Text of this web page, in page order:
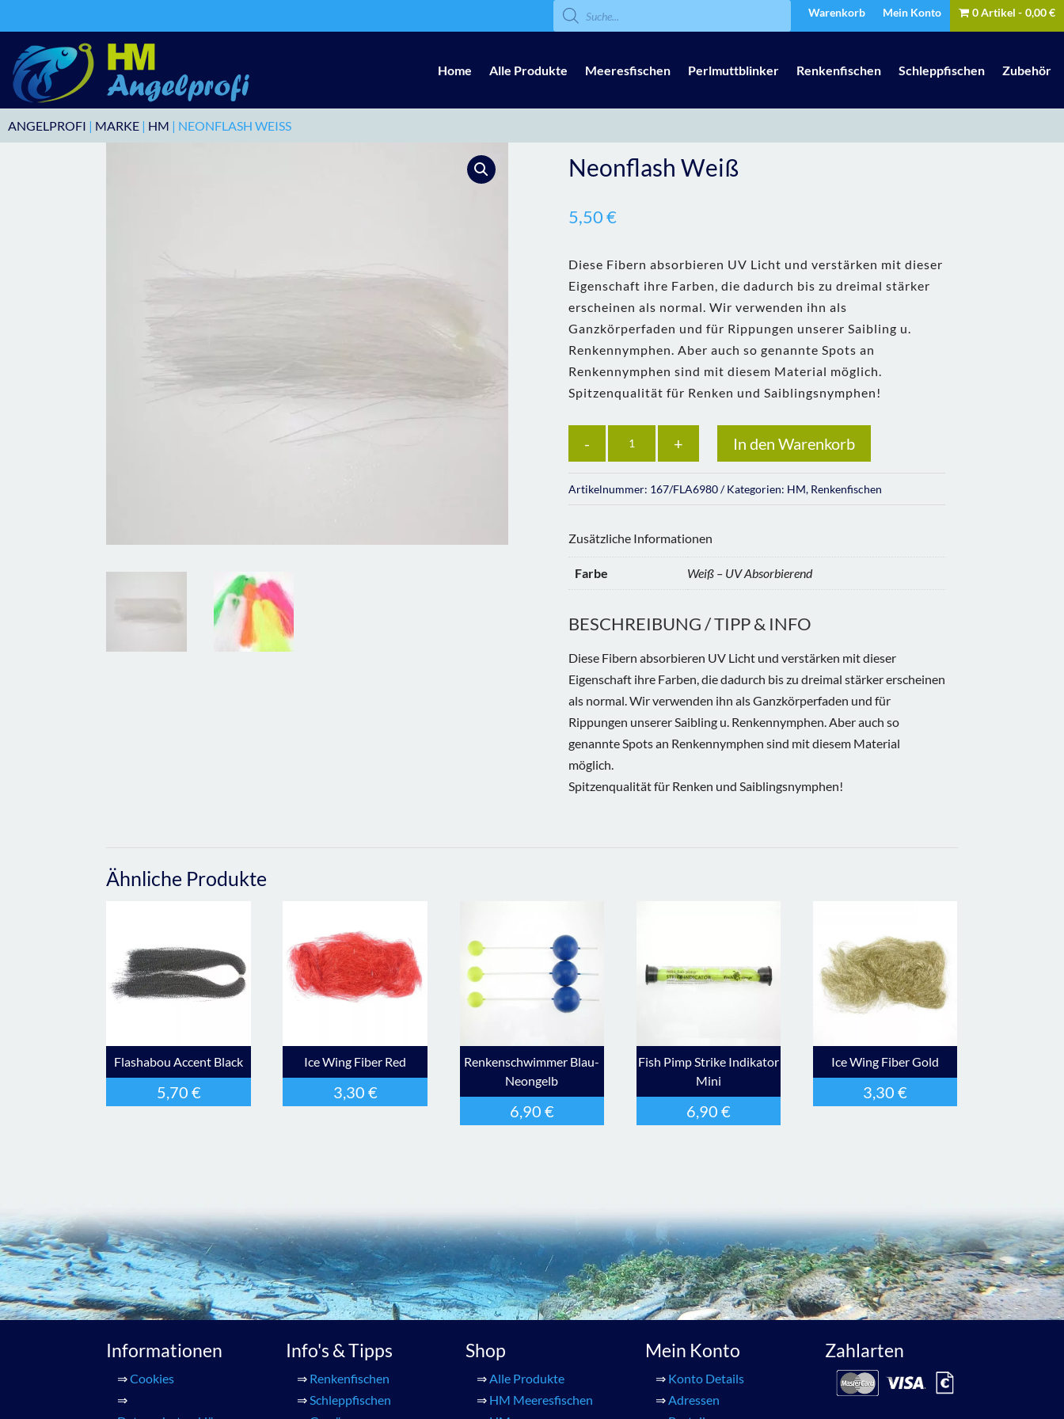
Products
search
Warenkorb Mein Konto 0 Artikel 0,00 €
Home Alle Produkte Meeresfischen Perlmuttblinker Renkenfischen Schleppfischen Zubehör
ANGELPROFI | MARKE | HM | NEONFLASH WEISS
Neonflash Weiß
5,50€
Diese Fibern absorbieren UV Licht und verstärken mit dieser
Eigenschaft ihre Farben, die dadurch bis zu dreimal stärker
erscheinen als normal. Wir verwenden ihn als
Ganzkörperfaden und für Rippungen unserer Saibling u.
Renkennymphen. Aber auch so genannte Spots an
Renkennymphen sind mit diesem Material möglich.
Spitzenqualität für Renken und Saiblingsnymphen!
In den Warenkorb
Artikelnummer: 167/FLA6980 Kategorien: HM, Renkenfischen
Zusätzliche Informationen
Farbe Weiß – UV Absorbierend
BESCHREIBUNG / TIPP & INFO
Diese Fibern absorbieren UV Licht und verstärken mit dieser
Eigenschaft ihre Farben, die dadurch bis zu dreimal stärker erscheinen
als normal. Wir verwenden ihn als Ganzkörperfaden und für
Rippungen unserer Saibling u. Renkennymphen. Aber auch so
genannte Spots an Renkennymphen sind mit diesem Material
möglich.
Spitzenqualität für Renken und Saiblingsnymphen!
Ähnliche Produkte
Flashabou Accent Black
5,70 €
Ice Wing Fiber Red
3,30 €
Renkenschwimmer Blau-
Neongelb
6,90 €
Fish Pimp Strike Indikator
Mini
6,90 €
Ice Wing Fiber Gold
3,30 €
Informationen
⇒Cookies
⇒
Info's & Tipps
⇒ Renkenfischen
⇒Schleppfischen
Shop
⇒Alle Produkte
⇒ HM Meeresfischen
Mein Konto
⇒ Konto Details
⇒Adressen
Zahlarten